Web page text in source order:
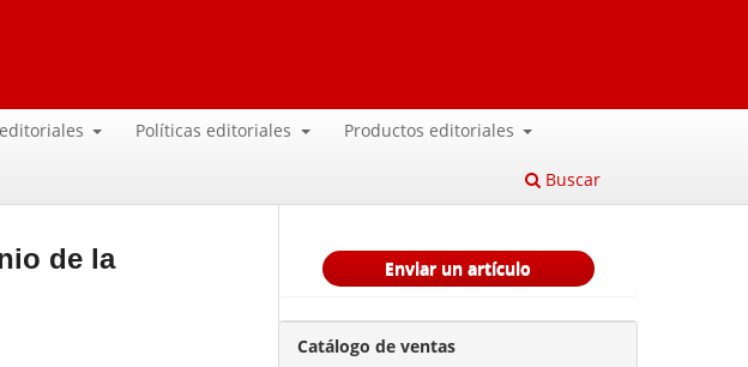
Políticas editoriales Productos editoriales
Buscar
de la
Enviar un artículo
Catálogo de ventas